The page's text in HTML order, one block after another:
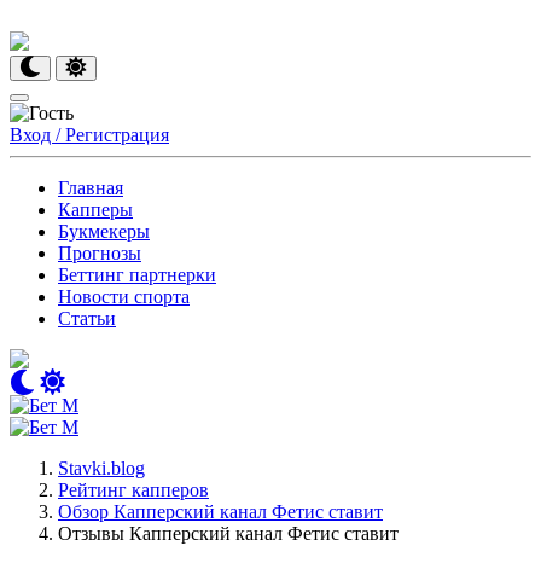
Вход / Регистрация
Главная
Капперы
Букмекеры
Прогнозы
Беттинг партнерки
Новости спорта
Статьи
Stavki.blog
Рейтинг капперов
Обзор Капперский канал Фетис ставит
Отзывы Капперский канал Фетис ставит